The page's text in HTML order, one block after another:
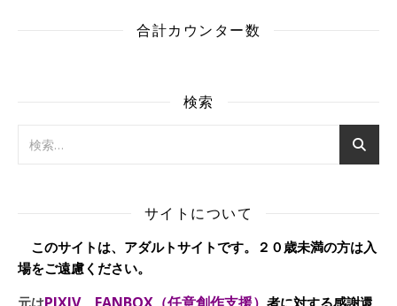
合計カウンター数
検索
サイトについて
このサイトは、アダルトサイトです。２０歳未満の方は入
場をご遠慮ください。
元は
者に対する感謝還